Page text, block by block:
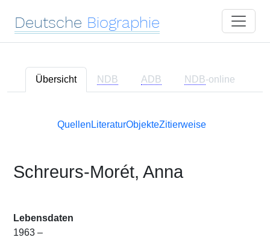
Deutsche Biographie
Übersicht NDB ADB NDB-online
Quellen LiteraturObjekteZitierweise
Schreurs-Morét, Anna
Lebensdaten
1963 –